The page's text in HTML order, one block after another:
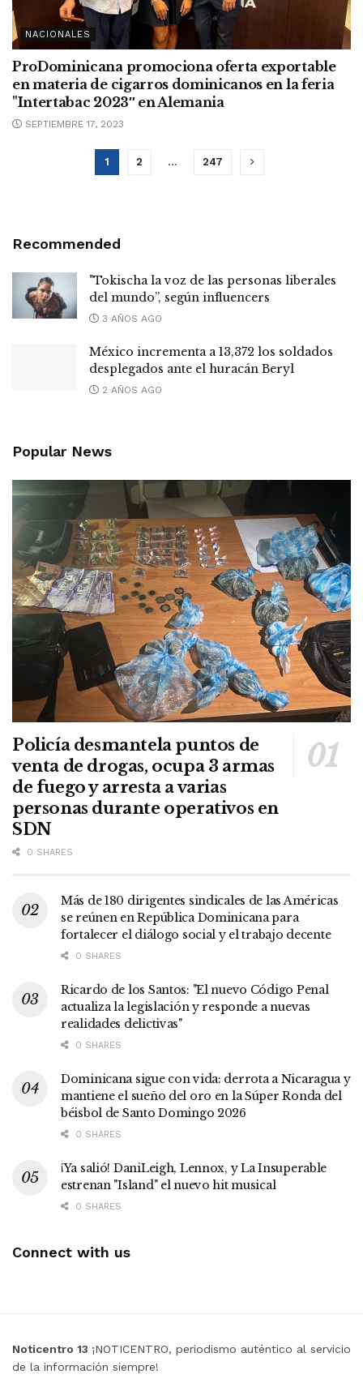
NACIONALES
ProDominicana promociona oferta exportable
en materia de cigarros dominicanos en la feria
"Intertabac 2023″ en Alemania
SEPTIEMBRE 17, 2023
1 2 … 247
Recommended
"Tokischa la voz de las personas liberales
del mundo”, según influencers
3 AÑOS AGO
México incrementa a 13,372 los soldados
desplegados ante el huracán Beryl
2 AÑOS AGO
Popular News
Policía desmantela puntos de
venta de drogas, ocupa 3 armas
de fuego y arresta a varias
personas durante operativos en
SDN
0 SHARES
Más de 180 dirigentes sindicales de las Américas
se reúnen en República Dominicana para
fortalecer el diálogo social y el trabajo decente
0 SHARES
Ricardo de los Santos: "El nuevo Código Penal
actualiza la legislación y responde a nuevas
realidades delictivas"
0 SHARES
Dominicana sigue con vida: derrota a Nicaragua y
mantiene el sueño del oro en la Súper Ronda del
béisbol de Santo Domingo 2026
0 SHARES
¡Ya salió! DaniLeigh, Lennox, y La Insuperable
estrenan "Island" el nuevo hit musical
0 SHARES
Connect with us
Noticentro 13 ¡NOTICENTRO, periodismo auténtico al servicio
de la información siempre!